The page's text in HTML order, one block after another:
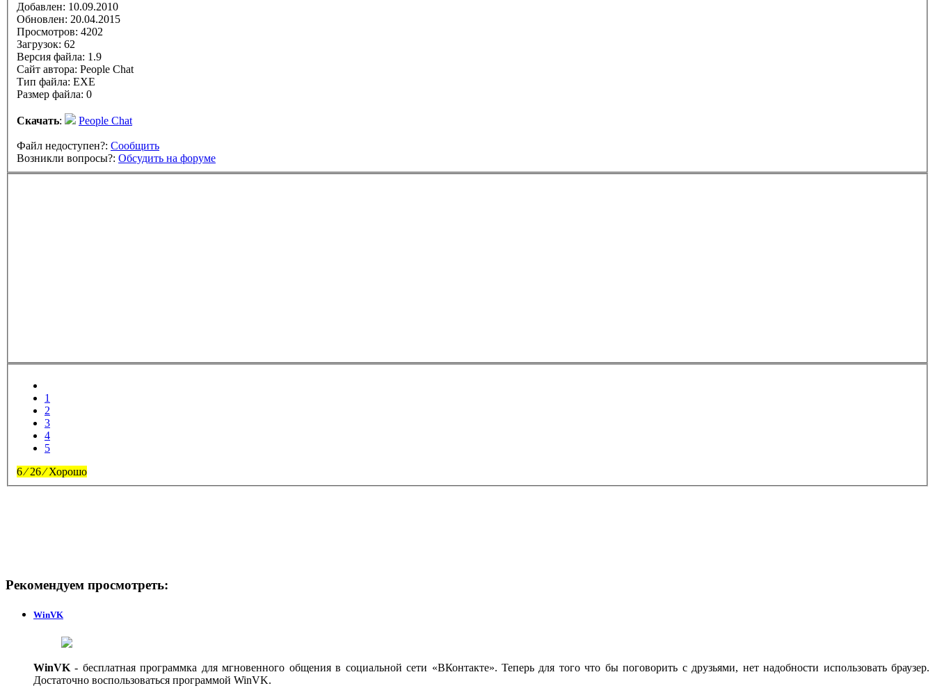
Добавлен: 10.09.2010
Обновлен: 20.04.2015
Просмотров: 4202
Загрузок: 62
Версия файла: 1.9
Сайт автора: People Chat
Тип файла: EXE
Размер файла: 0
Скачать: People Chat
Файл недоступен?: Сообщить
Возникли вопросы?: Обсудить на форуме
1
2
3
4
5
6⁄26⁄Хорошо
Рекомендуем просмотреть:
WinVK
WinVK - бесплатная программка для мгновенного общения в социальной сети «ВКонтакте». Теперь для того что бы поговорить с друзьями, нет надобности использовать браузер.
Достаточно воспользоваться программой WinVK.